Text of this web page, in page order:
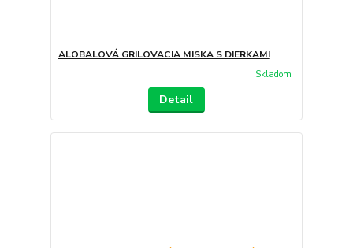
ALOBALOVÁ GRILOVACIA MISKA S DIERKAMI
Skladom
Detail